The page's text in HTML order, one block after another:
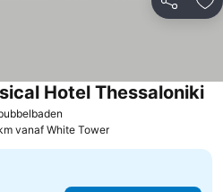
Delen
Hotel Thessaloniki
vanaf White Tower